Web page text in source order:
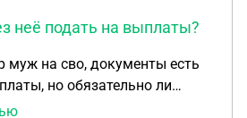
неë подать на выплаты?
муж на сво, документы есть
но обязательно ли
ее заявление если она